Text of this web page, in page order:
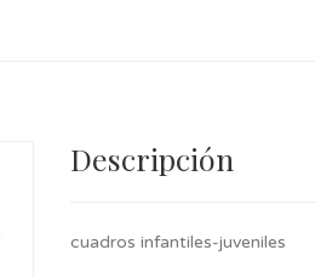
Descripción
cuadros infantiles-juveniles